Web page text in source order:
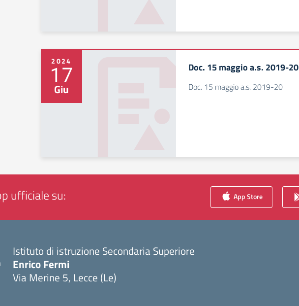
2024
17
Giu
Doc. 15 maggio a.s. 2019-20
Doc. 15 maggio a.s. 2019-20
ufficiale su: App Store
Istituto di istruzione Secondaria Superiore
Enrico Fermi
Via Merine 5, Lecce (Le)